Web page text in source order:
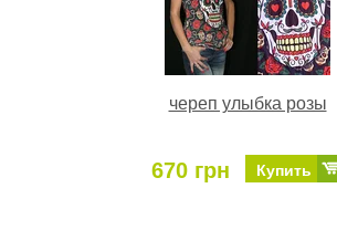
череп улыбка розы
670 грн Купить